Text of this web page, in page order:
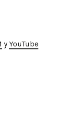
yYouTube